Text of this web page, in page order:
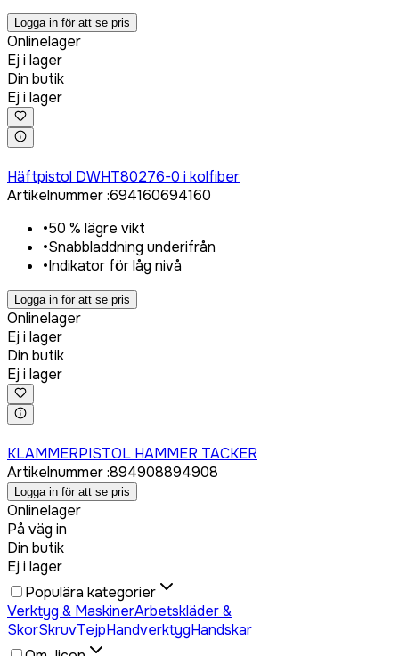
Logga in för att se pris
Onlinelager
Ej i lager
Din butik
Ej i lager
Häftpistol DWHT80276-0 i kolfiber
Artikelnummer:694160694160
•50 % lägre vikt
•Snabbladdning underifrån
•Indikator för låg nivå
Logga in för att se pris
Onlinelager
Ej i lager
Din butik
Ej i lager
KLAMMERPISTOL HAMMER TACKER
Artikelnummer:894908894908
Logga in för att se pris
Onlinelager
På väg in
Din butik
Ej i lager
Populära kategorier
Verktyg & MaskinerArbetskläder &
SkorSkruvTejpHandverktygHandskar